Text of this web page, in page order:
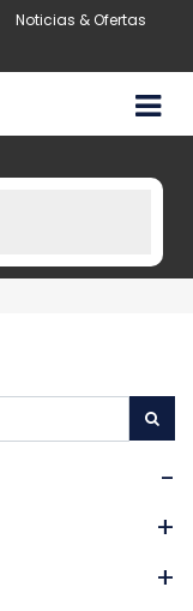
Noticias & Ofertas
-
+
+